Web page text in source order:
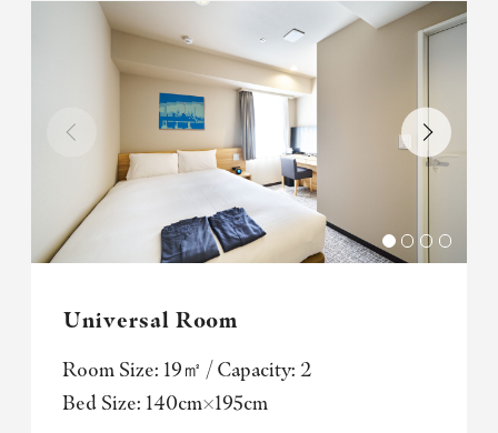
Universal Room
Room Size: 19㎡ / Capacity: 2
Bed Size: 140cm×195cm